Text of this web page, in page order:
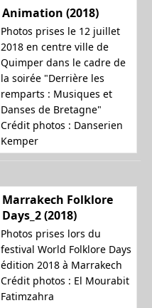
Animation (2018)
Photos prises le 12 juillet
2018 en centre ville de
Quimper dans le cadre de
la soirée "Derrière les
remparts : Musiques et
Danses de Bretagne"
Crédit photos : Danserien
Kemper
Marrakech Folklore
Days_2 (2018)
Photos prises lors du
festival World Folklore Days
édition 2018 à Marrakech
Crédit photos : El Mourabit
Fatimzahra